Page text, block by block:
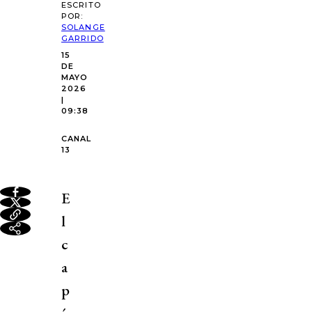
ESCRITO
POR:
SOLANGE
GARRIDO
15
DE
MAYO
2026
|
09:38
CANAL
13
E
l
c
a
p